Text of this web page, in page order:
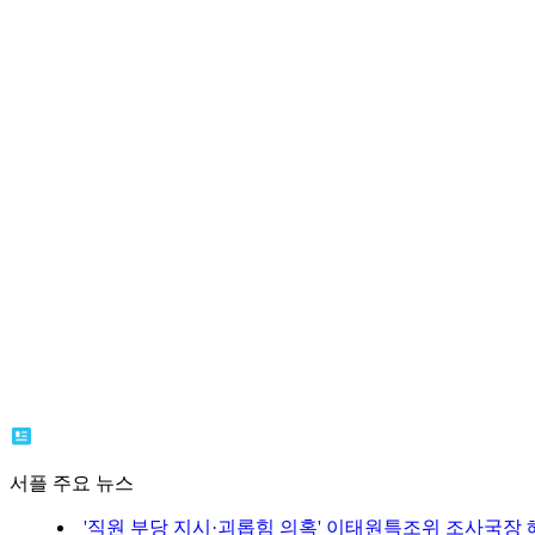
서플 주요 뉴스
'직원 부당 지시·괴롭힘 의혹' 이태원특조위 조사국장